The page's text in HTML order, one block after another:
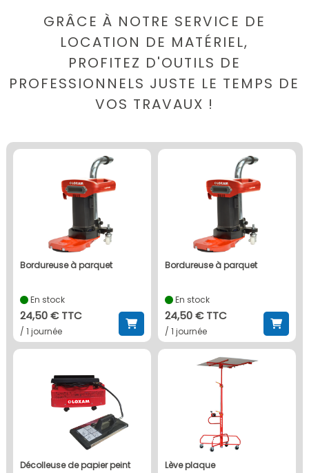
GRÂCE À NOTRE SERVICE DE
LOCATION DE MATÉRIEL,
PROFITEZ D'OUTILS DE
PROFESSIONNELS JUSTE LE TEMPS DE
VOS TRAVAUX !
bordureuse à parquet
En stock
24,50 € TTC
/ 1 journée
bordureuse à parquet
En stock
24,50 € TTC
/ 1 journée
décolleuse de papier peint lève plaque